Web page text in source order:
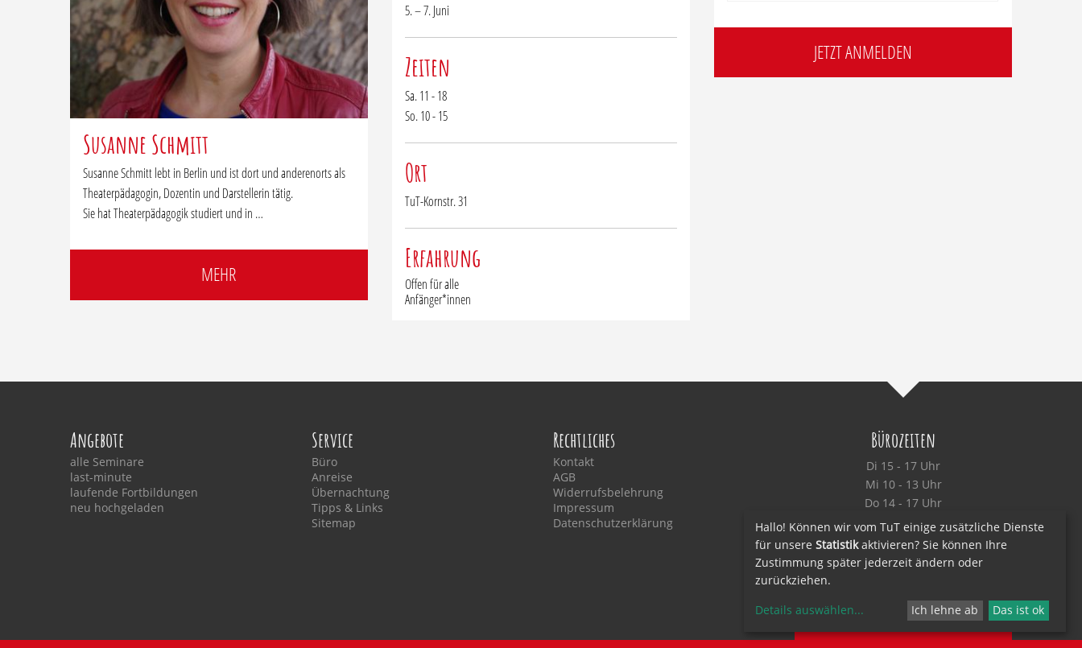
Susanne Schmitt
Susanne Schmitt lebt in Berlin und ist dort und anderenorts als
Theaterpädagogin, Dozentin und Darstellerin tätig.
Sie hat Theaterpädagogik studiert und in …
MEHR
5. – 7. Juni
Zeiten
Sa. 11 - 18
So. 10 - 15
Ort
TuT-Kornstr. 31
Erfahrung
Offen für alle
Anfänger*innen
JETZT ANMELDEN
Angebote
alle Seminare
last-minute
laufende Fortbildungen
neu hochgeladen
Service
Büro
Anreise
Übernachtung
Tipps & Links
Sitemap
Rechtliches
Kontakt
AGB
Widerrufsbelehrung
Impressum
Datenschutzerklärung
Bürozeiten
Di 15 - 17 Uhr
Mi 10 - 13 Uhr
Do 14 - 17 Uhr
info@das-tut.de
0511 320 680
Hallo! Können wir vom TuT einige zusätzliche Dienste
für unsere Statistikaktivieren? Sie können Ihre
Zustimmung später jederzeit ändern oder
zurückziehen.
Details auswählen... Ich lehne ab Das ist ok